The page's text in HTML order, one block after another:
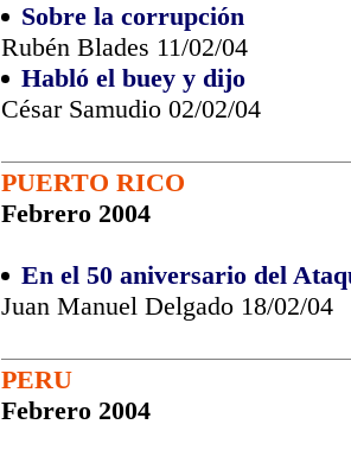
Sobre la corrupción
Rubén Blades 11/02/04
Habló el buey y dijo
César Samudio 02/02/04
PUERTO RICO
Febrero 2004
En el 50 aniversario del
Juan Manuel Delgado 18/02/04
PERU
Febrero 2004